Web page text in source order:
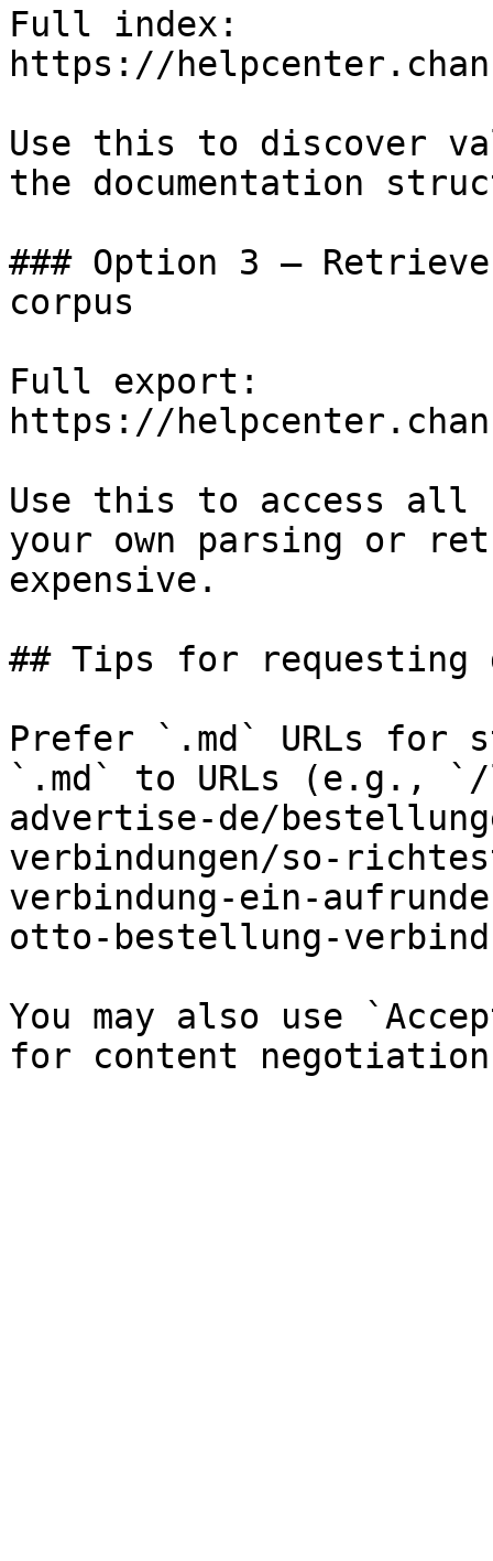
Full index:
https://
Use this to discover
the documentation
### Option 3 —
corpus
Full export:
https://
Use this to access all
your own parsing or
expensive.
## Tips for requesting
Prefer `.md` URLs for
`.md` to URLs (e.g.,
advertise-de/
verbindungen/so-
verbindung-ein-
otto-bestellung-
You may also use